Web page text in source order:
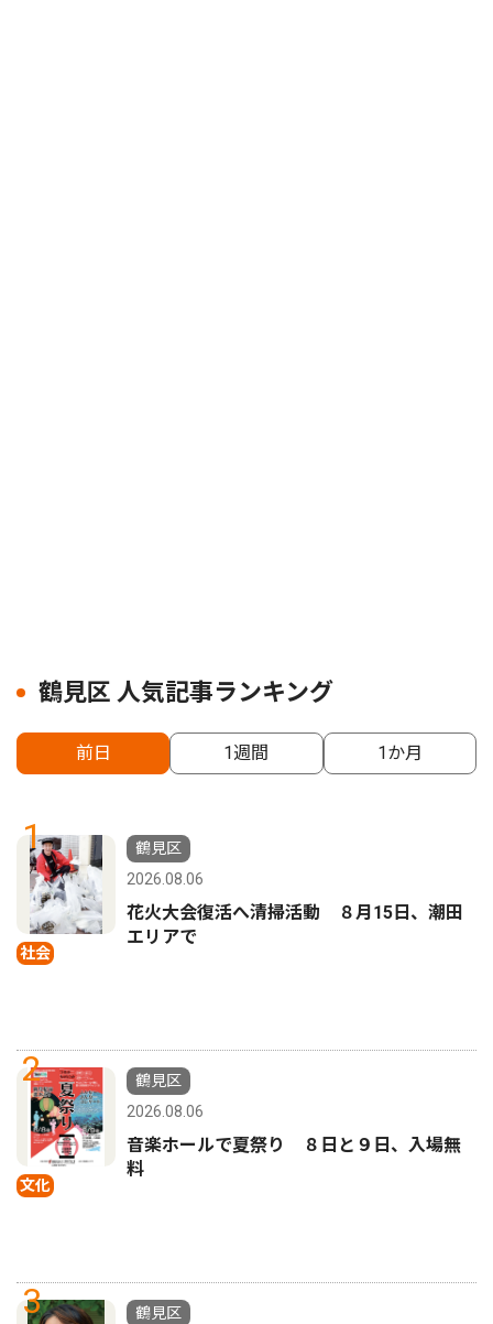
鶴見区 人気記事ランキング
前日 1週間 1か月
1
社会
鶴見区
2026.08.06
花火大会復活へ清掃活動 ８月15日、潮田
エリアで
2
文化
鶴見区
2026.08.06
音楽ホールで夏祭り ８日と９日、入場無
料
3
鶴見区